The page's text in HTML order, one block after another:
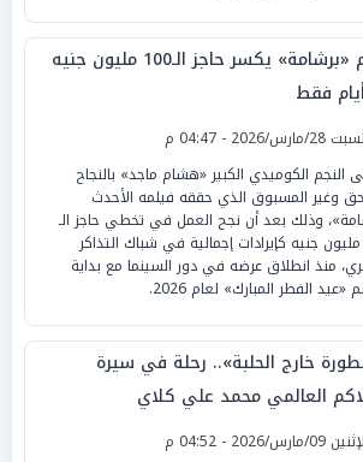
فيلم «برشامة» يكسر حاجز الـ100 مليون جنيه
مارس/2026 - 04:47 م
النجم الكوميدي الكبير «هشام ماجد» بالنجاح
وغير المسبوق الذي حققه فيلمه الأحدث
وذلك بعد أن نجح العمل في تخطي حاجز الـ
100 مليون جنيه كإيرادات إجمالية في شباك التذاكر
منذ انطلاق عرضه في دور السينما مع بداية
الفطر المبارك» لعام 2026.
خارج الحلبة».. رحلة في سيرة
العالمي محمد علي كلاي
09/مارس/2026 - 04:52 م